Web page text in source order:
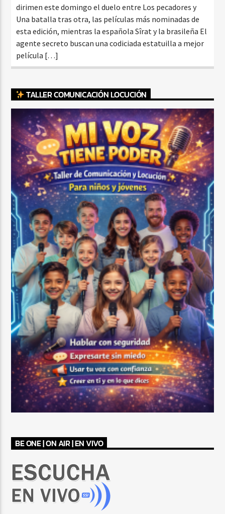
dirimen este domingo el duelo entre Los pecadores y
Una batalla tras otra, las películas más nominadas de
esta edición, mientras la española Sîrat y la brasileña El
agente secreto buscan una codiciada estatuilla a mejor
película […]
TALLER COMUNICACIÓN LOCUCIÓN
BE ONE | ON AIR | EN VIVO